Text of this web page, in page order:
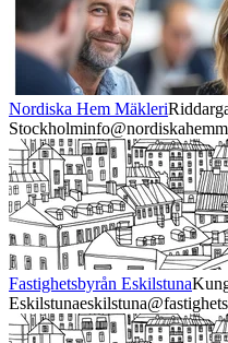
Nordiska Hem Mäkleri
Stockholm
Fastighetsbyrån Eskilstuna
Eskilstuna